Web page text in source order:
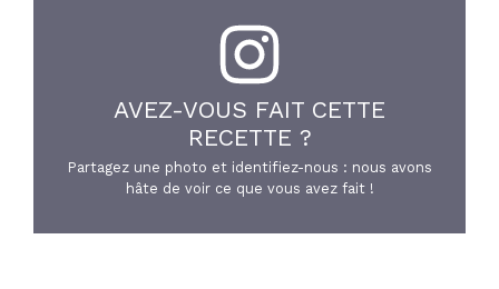
AVEZ-VOUS FAIT CETTE
RECETTE ?
Partagez une photo et identifiez-nous : nous avons
hâte de voir ce que vous avez fait !